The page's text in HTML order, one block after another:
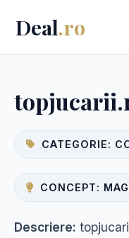
Deal.ro
CATEGORIE:
CONCEPT:
Descriere: